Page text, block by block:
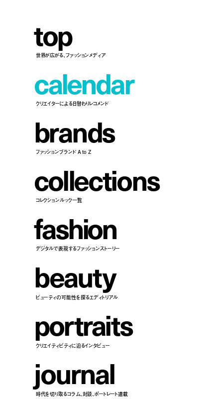
top
世界が広がる、ファッションメディア
calendar
クリエイターによる日替わりレコメンド
brands
ファッションブランド A to Z
collections
コレクションルック一覧
fashion
デジタルで表現するファッションストーリー
beauty
ビューティの可能性を探るエディトリアル
portraits
クリエイティビティに迫るインタビュー
journal
時代を切り取るコラム、対談、ポートレート連載